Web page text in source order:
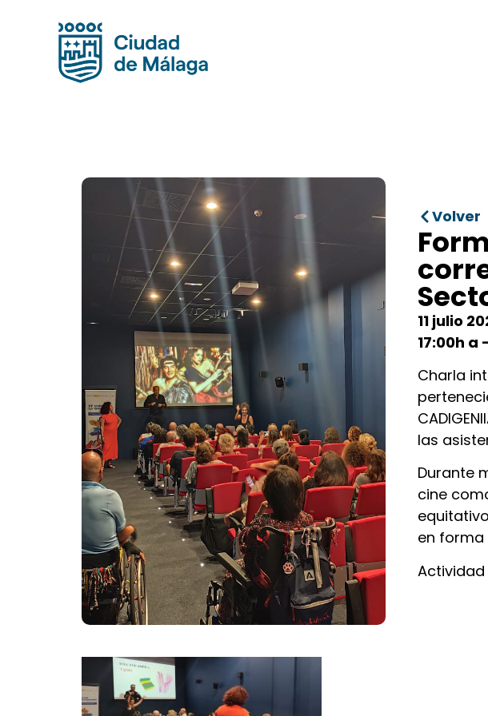
Volver
11 julio
17:00h a
Charla
las
Durante
cine
en forma